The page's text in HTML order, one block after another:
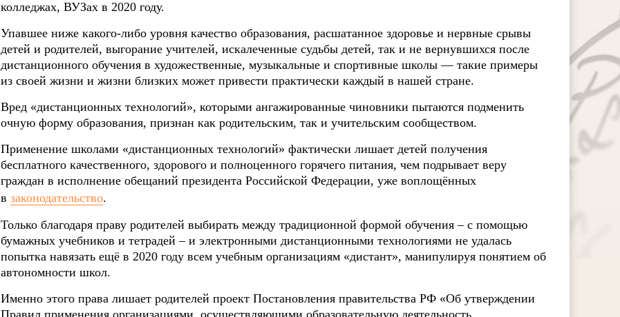
колледжах, ВУЗах в 2020 году.
Упавшее ниже какого-либо уровня качество образования, расшатанное здоровье и нервные срывы
детей и родителей, выгорание учителей, искалеченные судьбы детей, так и не вернувшихся после
дистанционного обучения в художественные, музыкальные и спортивные школы — такие примеры
из своей жизни и жизни близких может привести практически каждый в нашей стране.
Вред «дистанционных технологий», которыми ангажированные чиновники пытаются подменить
очную форму образования, признан как родительским, так и учительским сообществом.
Применение школами «дистанционных технологий» фактически лишает детей получения
бесплатного качественного, здорового и полноценного горячего питания, чем подрывает веру
граждан в исполнение обещаний президента Российской Федерации, уже воплощённых
взаконодательство.
Только благодаря праву родителей выбирать между традиционной формой обучения – с помощью
бумажных учебников и тетрадей – и электронными дистанционными технологиями не удалась
попытка навязать ещё в 2020 году всем учебным организациям «дистант», манипулируя понятием об
автономности школ.
Именно этого права лишает родителей проект Постановления правительства РФ «Об утверждении
Правил применения организациями, осуществляющими образовательную деятельность,